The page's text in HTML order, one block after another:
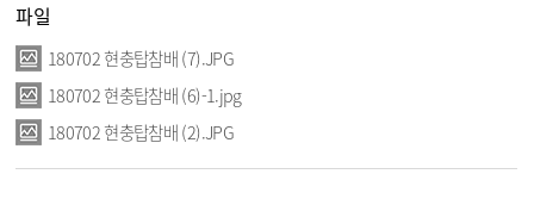
파일
180702 현충탑참배 (7).JPG
180702 현충탑참배 (6)-1.jpg
180702 현충탑참배 (2).JPG